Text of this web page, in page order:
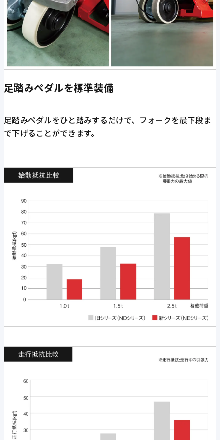
足踏みペダルを標準装備
足踏みペダルをひと踏みするだけで、フォークを最下段ま
で下げることができます。